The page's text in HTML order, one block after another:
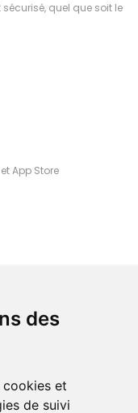
des
cookies et
de suivi
quel que soit le
App Store
commande à Amiens
là rapidement